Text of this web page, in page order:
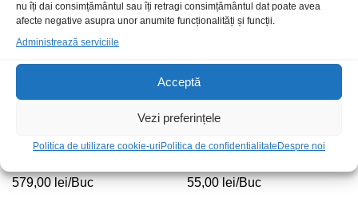
nu îți dai consimțământul sau îți retragi consimțământul dat poate avea
afecte negative asupra unor anumite funcționalități și funcții.
Administrează serviciile
Acceptă
Vezi preferințele
Politica de utilizare cookie-uri Politica de confidentialitate Despre noi
Amplif Ibiza AMP300USB-BT
579,00lei/Buc
Convertor AV-HDMI 3RCA-
55,00lei/Buc